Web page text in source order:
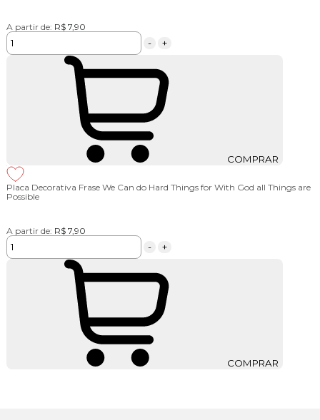
A partir de: R$ 7,90
- +
COMPRAR
Placa Decorativa Frase We Can do Hard Things for With God all Things are
Possible
A partir de: R$ 7,90
- +
COMPRAR